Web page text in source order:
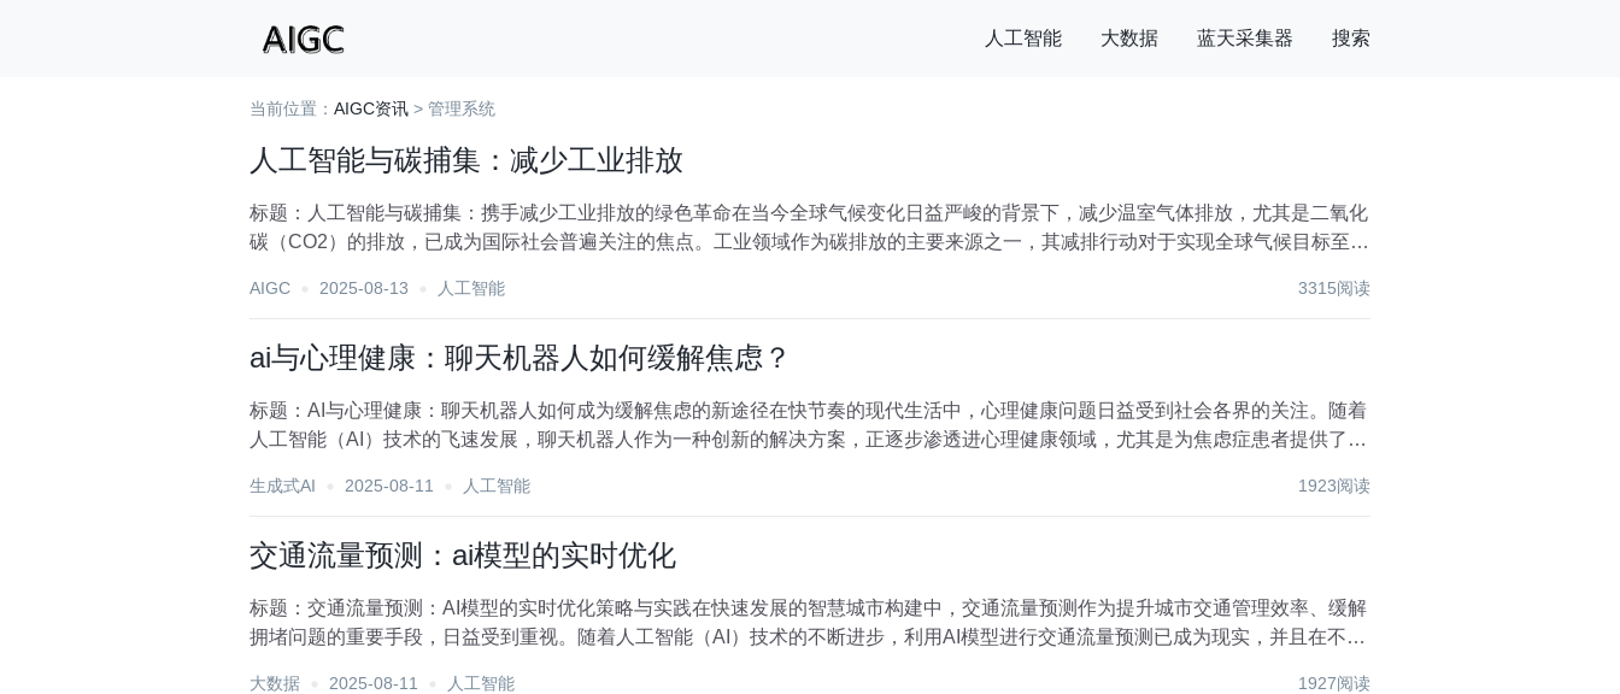
人工智能 大数据 蓝天采集器 搜索
当前位置： AIGC资讯 > 管理系统
人工智能与碳捕集：减少工业排放
标题：人工智能与碳捕集：携手减少工业排放的绿色革命在当今全球气候变化日益严峻的背景下，减少温室气体排放，尤其是二氧化
碳（CO2）的排放，已成为国际社会普遍关注的焦点。工业领域作为碳排放的主要来源之一，其减排行动对于实现全球气候目标至关
AIGC 2025-08-13 人工智能 3315阅读
ai与心理健康：聊天机器人如何缓解焦虑？
标题：AI与心理健康：聊天机器人如何成为缓解焦虑的新途径在快节奏的现代生活中，心理健康问题日益受到社会各界的关注。随着
人工智能（AI）技术的飞速发展，聊天机器人作为一种创新的解决方案，正逐步渗透进心理健康领域，尤其是为焦虑症患者提供了新
生成式AI 2025-08-11 人工智能 1923阅读
交通流量预测：ai模型的实时优化
标题：交通流量预测：AI模型的实时优化策略与实践在快速发展的智慧城市构建中，交通流量预测作为提升城市交通管理效率、缓解
拥堵问题的重要手段，日益受到重视。随着人工智能（AI）技术的不断进步，利用AI模型进行交通流量预测已成为现实，并且在不断
大数据 2025-08-11 人工智能 1927阅读